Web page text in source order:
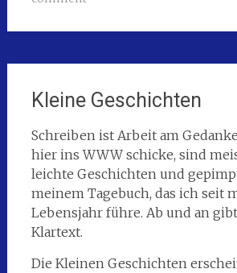
Kleine Geschichten
Schreiben ist Arbeit am
hier ins WWW schicke, sind
leichte Geschichten und
meinem Tagebuch, das ich seit
Lebensjahr führe. Ab und an
Klartext.
Die Kleinen Geschichten